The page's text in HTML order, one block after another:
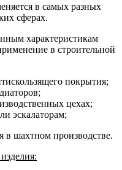
в самых разных
сферах.
характеристикам
в строительной
покрытия;
цехах;
эскалаторам;
в шахтном производстве.